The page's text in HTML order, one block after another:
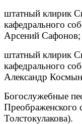
штатный клирик
кафедрального
Арсений Сафонов;
штатный клирик
кафедрального
Александр
Богослужебные
Толстокулакова).